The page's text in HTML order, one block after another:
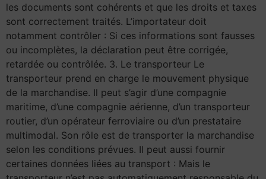
les documents sont cohérents et que les droits et taxes
sont correctement traités. L’importateur doit
notamment contrôler : Si ces informations sont fausses
ou incomplètes, la déclaration peut être corrigée,
retardée ou contrôlée. 3. Le transporteur Le
transporteur prend en charge le mouvement physique
de la marchandise. Il peut s’agir d’une compagnie
maritime, d’une compagnie aérienne, d’un transporteur
routier, d’un opérateur ferroviaire ou d’un prestataire
multimodal. Son rôle est de transporter la marchandise
selon les conditions prévues. Il peut aussi fournir
certaines données liées au transport : Mais le